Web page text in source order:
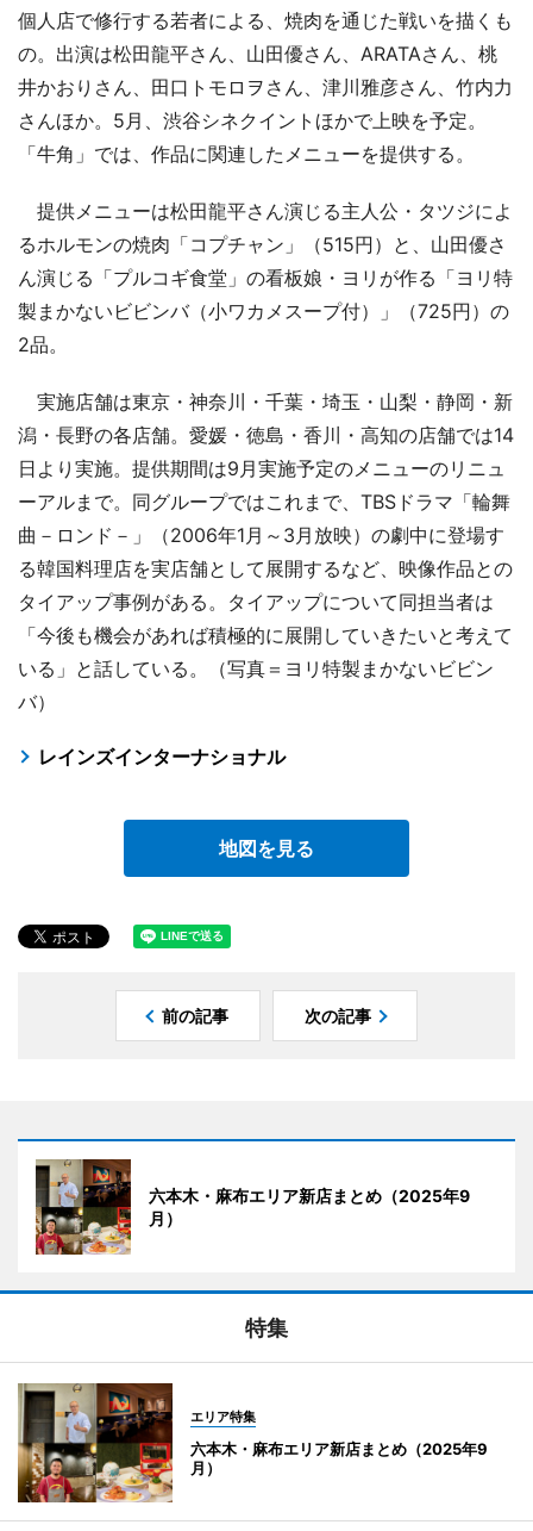
個人店で修行する若者による、焼肉を通じた戦いを描くも
の。出演は松田龍平さん、山田優さん、ARATAさん、桃
井かおりさん、田口トモロヲさん、津川雅彦さん、竹内力
さんほか。5月、渋谷シネクイントほかで上映を予定。
「牛角」では、作品に関連したメニューを提供する。
提供メニューは松田龍平さん演じる主人公・タツジによ
るホルモンの焼肉「コプチャン」（515円）と、山田優さ
ん演じる「プルコギ食堂」の看板娘・ヨリが作る「ヨリ特
製まかないビビンバ（小ワカメスープ付）」（725円）の
2品。
実施店舗は東京・神奈川・千葉・埼玉・山梨・静岡・新
潟・長野の各店舗。愛媛・徳島・香川・高知の店舗では14
日より実施。提供期間は9月実施予定のメニューのリニュ
ーアルまで。同グループではこれまで、TBSドラマ「輪舞
曲－ロンド－」（2006年1月～3月放映）の劇中に登場す
る韓国料理店を実店舗として展開するなど、映像作品との
タイアップ事例がある。タイアップについて同担当者は
「今後も機会があれば積極的に展開していきたいと考えて
いる」と話している。（写真＝ヨリ特製まかないビビン
バ）
レインズインターナショナル
地図を見る
前の記事 次の記事
六本木・麻布エリア新店まとめ（2025年9
月）
特集
エリア特集
六本木・麻布エリア新店まとめ（2025年9
月）